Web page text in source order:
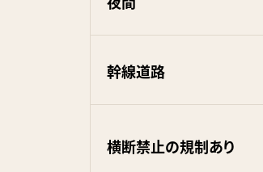
幹線道路
横断禁止の規制あり